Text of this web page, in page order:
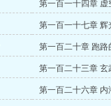
第一百一十四章 虚
第一百一十七章 辉
第一百二十章 跑路
第一百二十三章 玄
第一百二十六章 内